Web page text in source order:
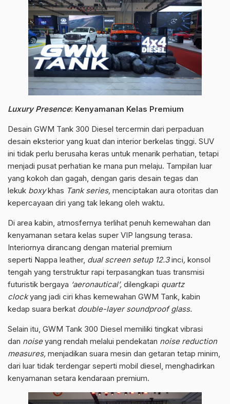
Luxury Presence: Kenyamanan Kelas Premium
Desain GWM Tank 300 Diesel tercermin dari perpaduan
desain eksterior yang kuat dan interior berkelas tinggi. SUV
ini tidak perlu berusaha keras untuk menarik perhatian, tetapi
menjadi pusat perhatian ke mana pun melaju. Tampilan luar
yang kokoh dan gagah, dengan garis desain tegas dan
lekuk boxykhas Tank series, menciptakan aura otoritas dan
kepercayaan diri yang tak lekang oleh waktu.
Di area kabin, atmosfernya terlihat penuh kemewahan dan
kenyamanan setara kelas super VIP langsung terasa.
Interiornya dirancang dengan material premium
seperti Nappa leather, dual screen setup 12.3inci, konsol
tengah yang terstruktur rapi terpasangkan tuas transmisi
futuristik bergaya ‘aeronautical’, dilengkapi quartz
clockyang jadi ciri khas kemewahan GWM Tank, kabin
kedap suara berkat double-layer soundproof glass.
Selain itu, GWM Tank 300 Diesel memiliki tingkat vibrasi
dan noiseyang rendah melalui pendekatan noise reduction
measures, menjadikan suara mesin dan getaran tetap minim,
dari luar tidak terdengar seperti mobil diesel, menghadirkan
kenyamanan setara kendaraan premium.